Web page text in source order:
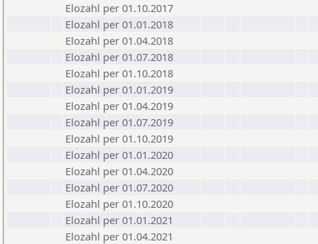
Elozahl per 01.10.2017
Elozahl per 01.01.2018
Elozahl per 01.04.2018
Elozahl per 01.07.2018
Elozahl per 01.10.2018
Elozahl per 01.01.2019
Elozahl per 01.04.2019
Elozahl per 01.07.2019
Elozahl per 01.10.2019
Elozahl per 01.01.2020
Elozahl per 01.04.2020
Elozahl per 01.07.2020
Elozahl per 01.10.2020
Elozahl per 01.01.2021
Elozahl per 01.04.2021